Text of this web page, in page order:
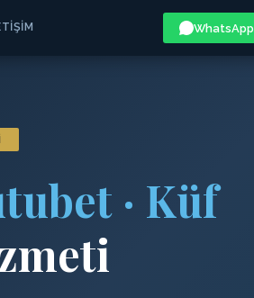
WhatsApp
· Küf